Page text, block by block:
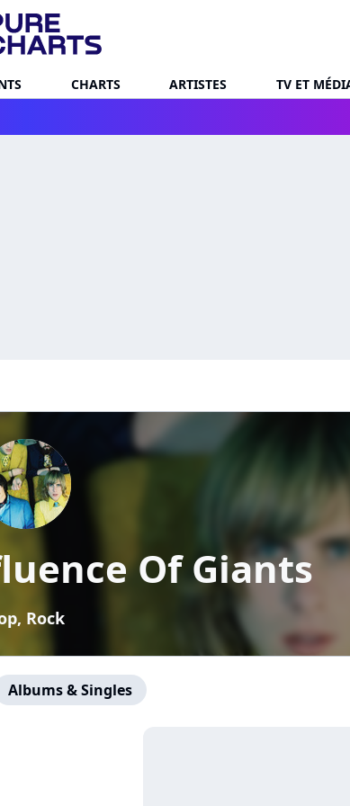
CHARTS ARTISTES TV ET
Of Giants
Rock
Albums & Singles